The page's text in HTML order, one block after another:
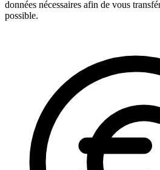
données nécessaires afin de vous
possible.